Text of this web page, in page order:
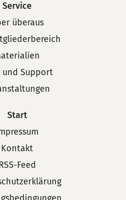
Service
überaus
und Support
Start
Kontakt
Feed